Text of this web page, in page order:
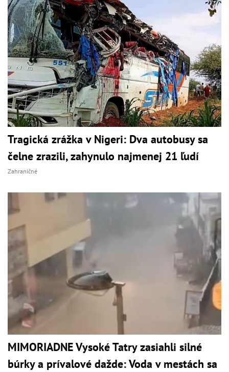
Tragická zrážka v Nigeri: Dva autobusy sa
čelne zrazili, zahynulo najmenej 21 ľudí
Zahraničné
MIMORIADNE Vysoké Tatry zasiahli silné
búrky a prívalové dažde: Voda v mestách sa